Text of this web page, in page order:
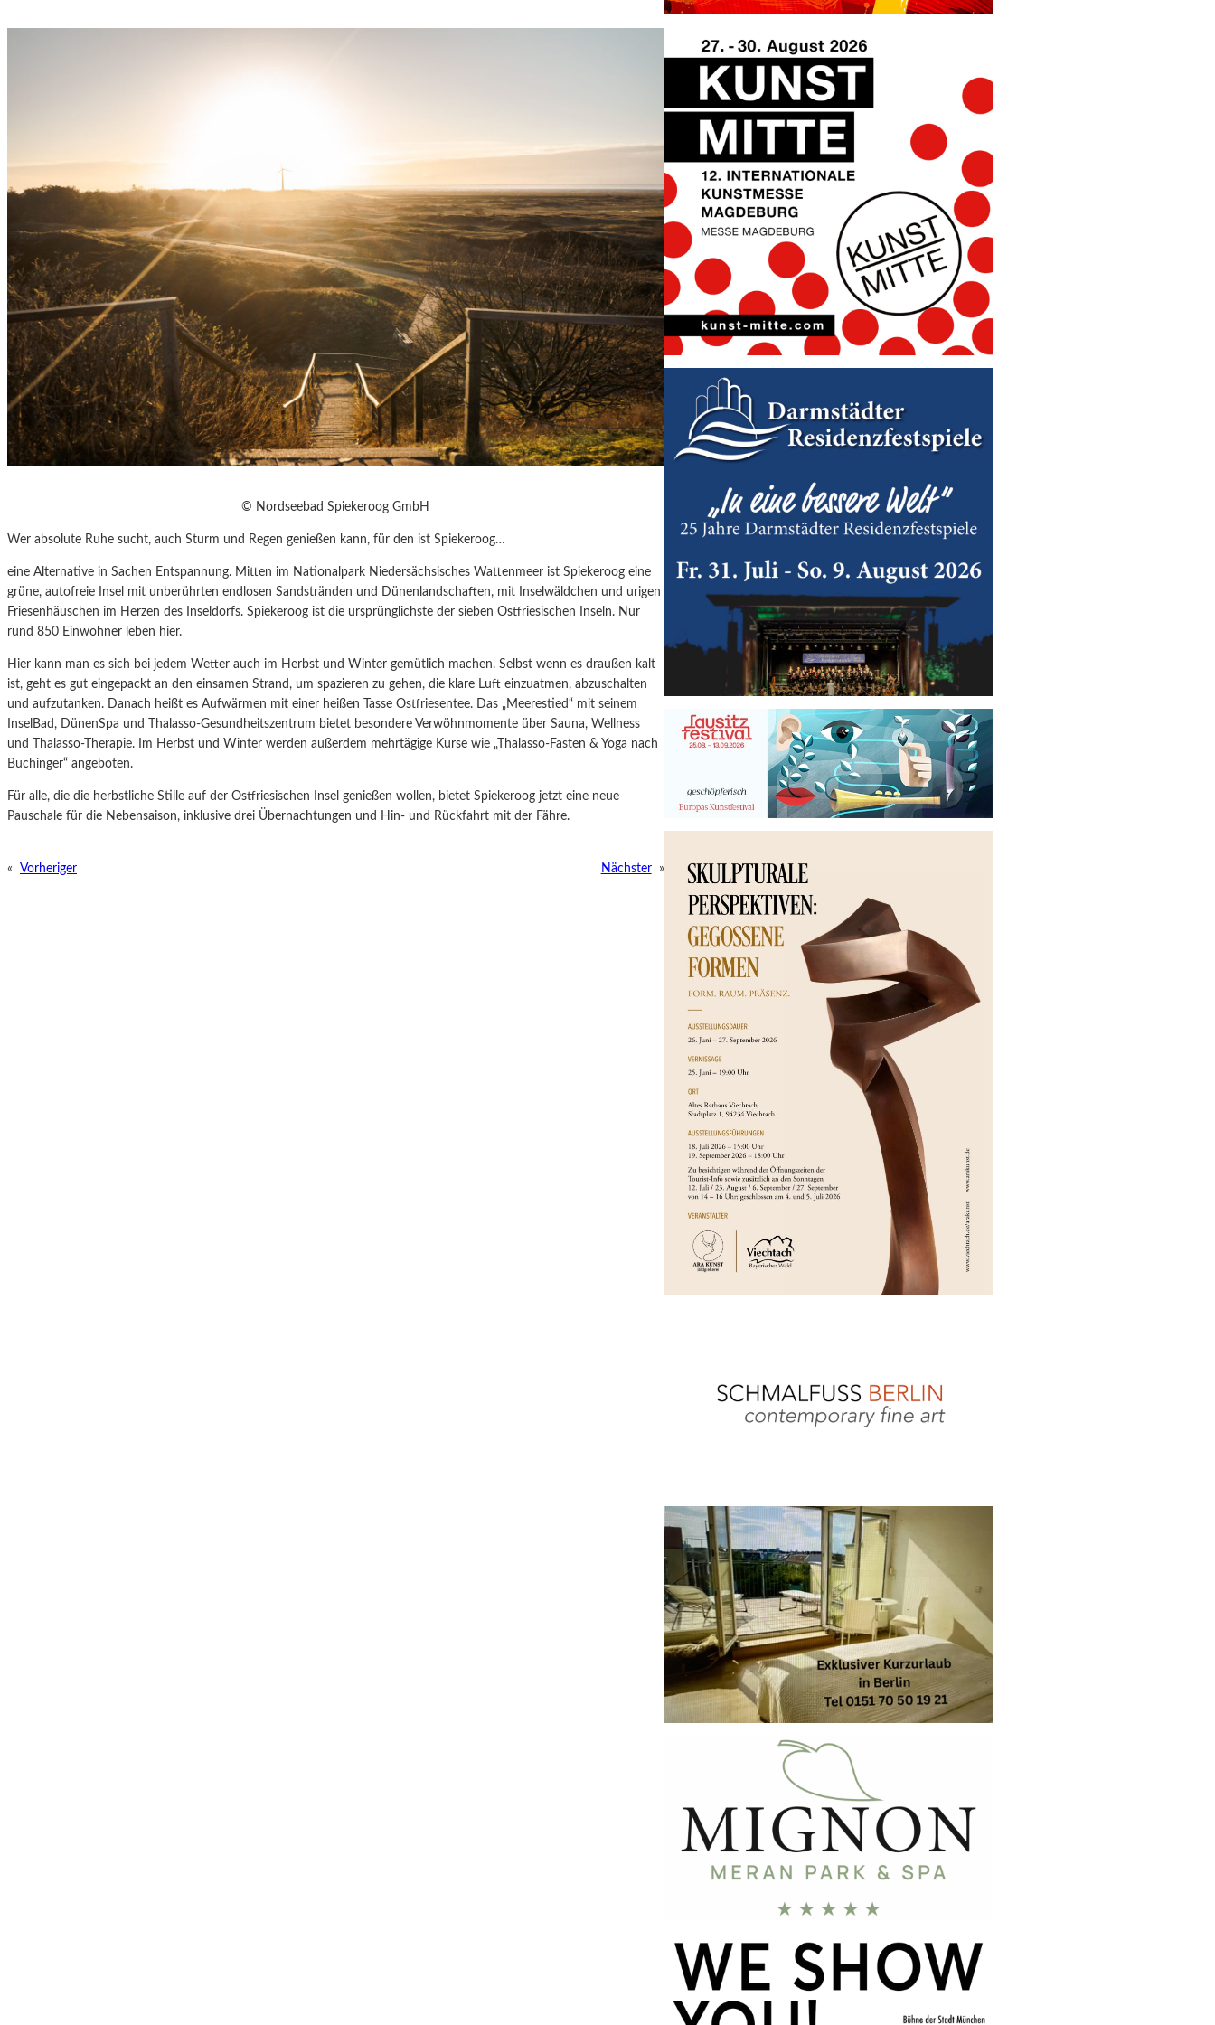
© Nordseebad Spiekeroog GmbH
Wer absolute Ruhe sucht, auch Sturm und Regen genießen kann, für den ist Spiekeroog…
eine Alternative in Sachen Entspannung. Mitten im Nationalpark Niedersächsisches Wattenmeer ist Spiekeroog eine
grüne, autofreie Insel mit unberührten endlosen Sandstränden und Dünenlandschaften, mit Inselwäldchen und urigen
Friesenhäuschen im Herzen des Inseldorfs. Spiekeroog ist die ursprünglichste der sieben Ostfriesischen Inseln. Nur
rund 850 Einwohner leben hier.
Hier kann man es sich bei jedem Wetter auch im Herbst und Winter gemütlich machen. Selbst wenn es draußen kalt
ist, geht es gut eingepackt an den einsamen Strand, um spazieren zu gehen, die klare Luft einzuatmen, abzuschalten
und aufzutanken. Danach heißt es Aufwärmen mit einer heißen Tasse Ostfriesentee. Das „Meerestied“ mit seinem
InselBad, DünenSpa und Thalasso-Gesundheitszentrum bietet besondere Verwöhnmomente über Sauna, Wellness
und Thalasso-Therapie. Im Herbst und Winter werden außerdem mehrtägige Kurse wie „Thalasso-Fasten & Yoga nach
Buchinger“ angeboten.
Für alle, die die herbstliche Stille auf der Ostfriesischen Insel genießen wollen, bietet Spiekeroog jetzt eine neue
Pauschale für die Nebensaison, inklusive drei Übernachtungen und Hin- und Rückfahrt mit der Fähre.
« Vorheriger Nächster »